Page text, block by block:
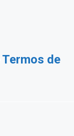
Termos de